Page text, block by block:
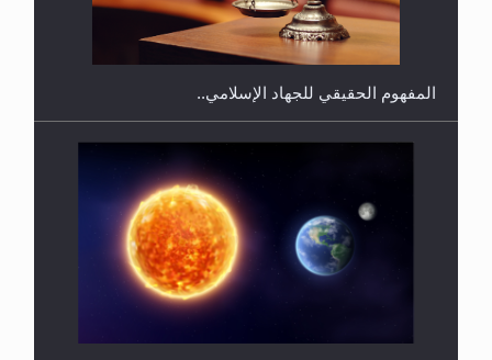
المحجبات؟
المفهوم الحقيقي للجهاد الإسلامي..